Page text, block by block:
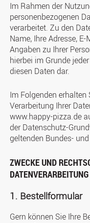
Im Rahmen der
personenbezogenen
verarbeitet. Zu den
Name, Ihre Adresse,
Angaben zu Ihrer
hierbei im Grunde
diesen Daten dar.
Im Folgenden
Verarbeitung Ihrer
www.happy-pizza.de
der Datenschutz-
geltenden Bundes-
ZWECKE UND
DATENVERARBEITUNG
1. Bestellformular
Gern können Sie Ihre